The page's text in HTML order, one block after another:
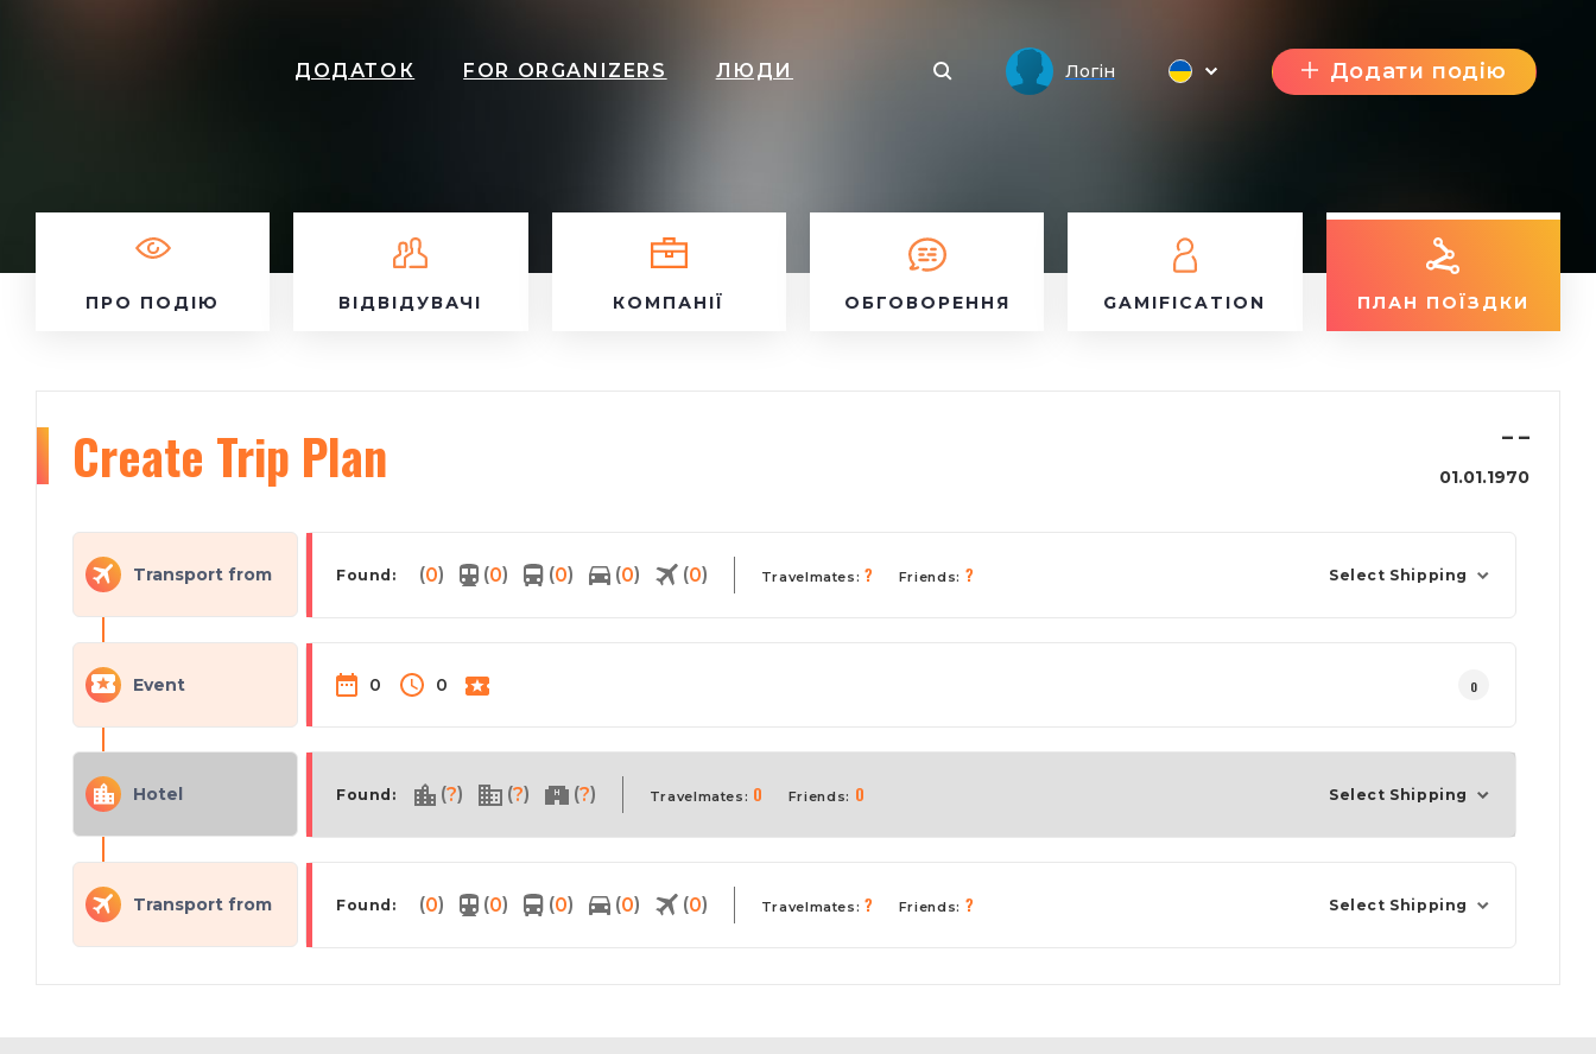
ДОДАТОК FOR ORGANIZERS ЛЮДИ Логін Додати подію
ПРО ПОДІЮ ВІДВІДУВАЧІ КОМПАНІЇ ОБГОВОРЕННЯ GAMIFICATION ПЛАН ПОЇЗДКИ
Create Trip Plan – –
01.01.1970
Transport from Found: (0) (0) (0) (0) (0) Travelmates:? Friends: ? Select Shipping
Event 0 0 0
Hotel Found: (?) (?) (?) Travelmates: 0 Friends: 0 Select Shipping
Transport from Found: (0) (0) (0) (0) (0) Travelmates:? Friends: ? Select Shipping